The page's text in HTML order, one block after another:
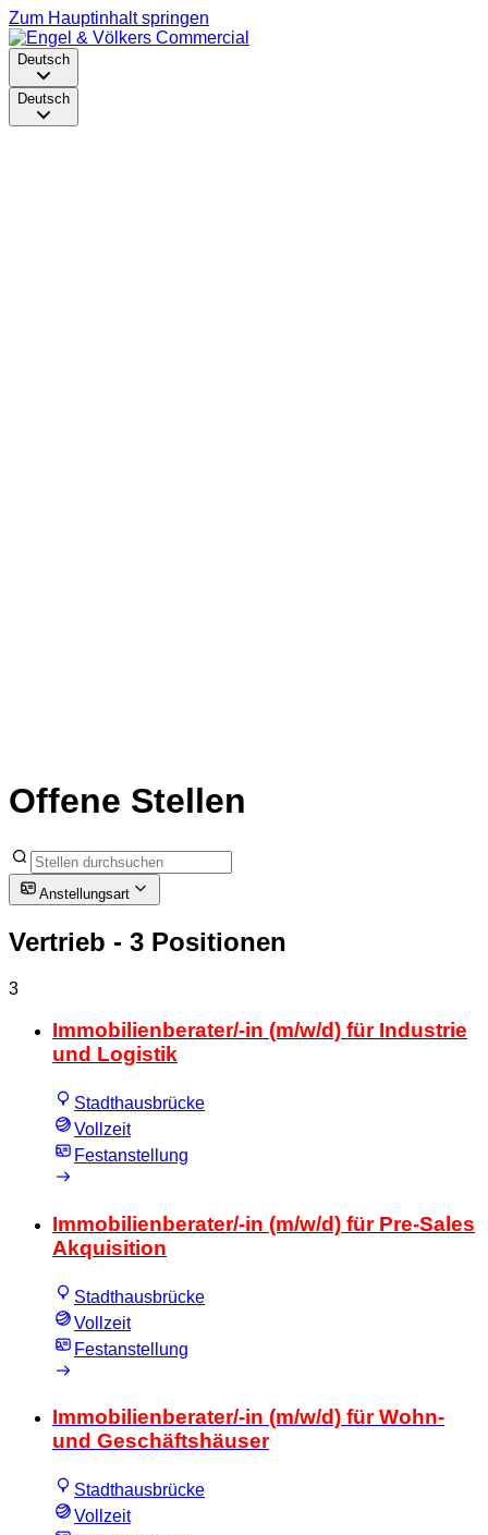
Zum Hauptinhalt springen
Deutsch
Deutsch
Offene Stellen
Anstellungsart
Vertrieb - 3 Positionen
3
Immobilienberater/-in (m/w/d) für Industrie
und Logistik
Stadthausbrücke
Vollzeit
Festanstellung
Immobilienberater/-in (m/w/d) für Pre-Sales
Akquisition
Stadthausbrücke
Vollzeit
Festanstellung
Immobilienberater/-in (m/w/d) für Wohn-
und Geschäftshäuser
Stadthausbrücke
Vollzeit